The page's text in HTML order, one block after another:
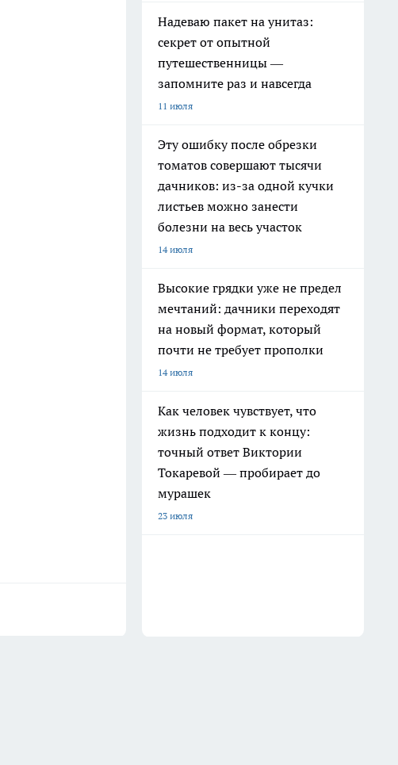
Надеваю пакет на унитаз:
секрет от опытной
путешественницы —
запомните раз и навсегда
11 июля
Эту ошибку после обрезки
томатов совершают тысячи
дачников: из-за одной кучки
листьев можно занести
болезни на весь участок
14 июля
Высокие грядки уже не предел
мечтаний: дачники переходят
на новый формат, который
почти не требует прополки
14 июля
Как человек чувствует, что
жизнь подходит к концу:
точный ответ Виктории
Токаревой — пробирает до
мурашек
23 июля